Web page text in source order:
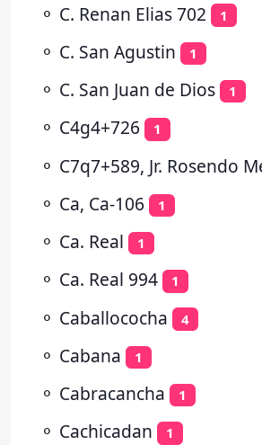
⚬ C. Renan Elias 702 1
⚬ C. San Agustin 1
⚬ C. San Juan de Dios 1
⚬ C4g4+726 1
⚬ C7q7+589, Jr. Rosendo
⚬ Ca, Ca-106 1
⚬ Ca. Real 1
⚬ Ca. Real 994 1
⚬ Caballococha 4
⚬ Cabana 1
⚬ Cabracancha 1
⚬ Cachicadan 1